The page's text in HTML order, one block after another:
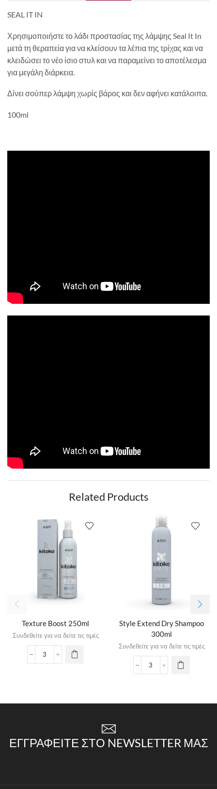
SEAL IT IN
Χρησιμοποιήστε το λάδι προστασίας της λάμψης Seal It In
μετά τη θεραπεία για να κλείσουν τα λέπια της τρίχας και να
κλειδώσει το νέο ίσιο στυλ και να παραμείνει το αποτέλεσμα
για μεγάλη διάρκεια.
Δίνει σούπερ λάμψη χωρίς βάρος και δεν αφήνει κατάλοιπα.
100ml
Related Products
Texture Boost 250ml
Συνδεθείτε για να δείτε τις τιμές
Style Extend Dry Shampoo
300ml
Συνδεθείτε για να δείτε τις τιμές
ΕΓΓΡΑΦΕΊΤΕ ΣΤΟ NEWSLETTER ΜΑΣ